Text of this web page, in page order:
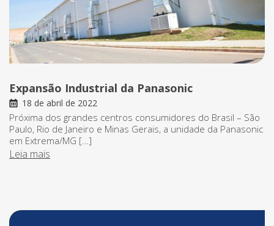
Expansão Industrial da Panasonic
18 de abril de 2022
Próxima dos grandes centros consumidores do Brasil – São
Paulo, Rio de Janeiro e Minas Gerais, a unidade da Panasonic
em Extrema/MG […]
Leia mais